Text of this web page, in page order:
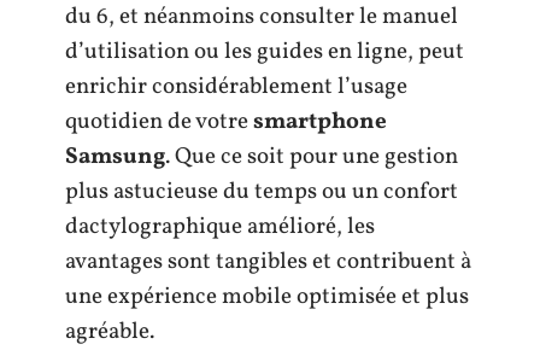
du 6, et néanmoins consulter le manuel
d’utilisation ou les guides en ligne, peut
enrichir considérablement l’usage
quotidien de votresmartphone
Samsung. Que ce soit pour une gestion
plus astucieuse du temps ou un confort
dactylographique amélioré, les
avantages sont tangibles et contribuent à
une expérience mobile optimisée et plus
agréable.